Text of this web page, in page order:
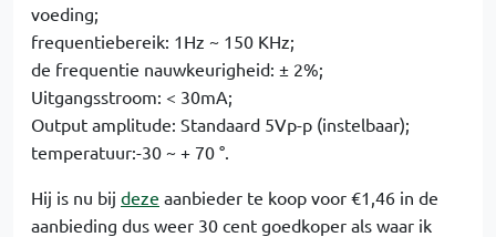
voeding;
frequentiebereik: 1Hz ~ 150 KHz;
de frequentie nauwkeurigheid: ± 2%;
Uitgangsstroom: < 30mA;
Output amplitude: Standaard 5Vp-p (instelbaar);
temperatuur:-30 ~ + 70 °.
Hij is nu bij deze aanbieder te koop voor €1,46 in de
aanbieding dus weer 30 cent goedkoper als waar ik